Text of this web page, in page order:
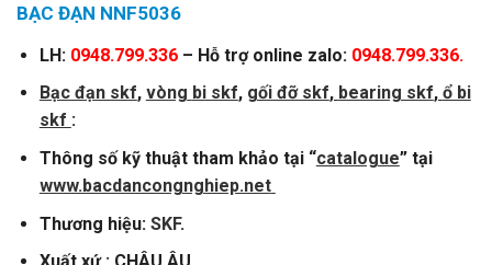
BẠC ĐẠN NNF5036
LH:0948.799.336 – Hỗ trợ online zalo: 0948.799.336.
Bạc đạn skf, vòng bi skf, gối đỡ skf, bearing skf, ổ bi
skf :
Thông số kỹ thuật tham khảo tại “catalogue” tại
www.bacdancongnghiep.net
Thương hiệu: SKF.